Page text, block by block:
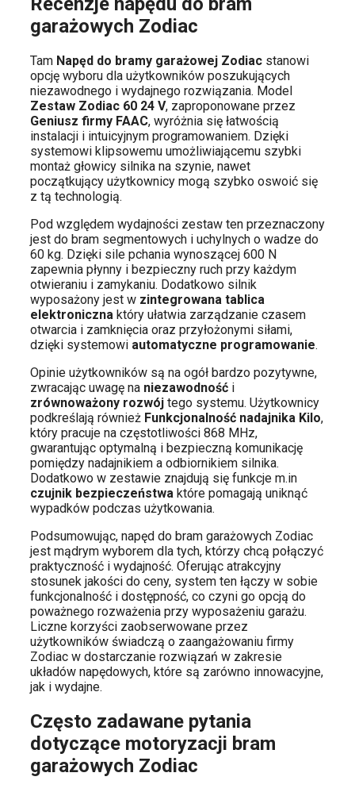
garażowych Zodiac
Tam Napęd do bramy garażowej Zodiac stanowi
opcję wyboru dla użytkowników poszukujących
niezawodnego i wydajnego rozwiązania. Model
Zestaw Zodiac 60 24 V, zaproponowane przez
Geniusz firmy FAAC, wyróżnia się łatwością
instalacji i intuicyjnym programowaniem. Dzięki
systemowi klipsowemu umożliwiającemu szybki
montaż głowicy silnika na szynie, nawet
początkujący użytkownicy mogą szybko oswoić się
z tą technologią.
Pod względem wydajności zestaw ten przeznaczony
jest do bram segmentowych i uchylnych o wadze do
60 kg. Dzięki sile pchania wynoszącej 600 N
zapewnia płynny i bezpieczny ruch przy każdym
otwieraniu i zamykaniu. Dodatkowo silnik
wyposażony jest w zintegrowana tablica
elektroniczna który ułatwia zarządzanie czasem
otwarcia i zamknięcia oraz przyłożonymi siłami,
dzięki systemowi automatyczne programowanie.
Opinie użytkowników są na ogół bardzo pozytywne,
zwracając uwagę na niezawodność i
zrównoważony rozwój tego systemu. Użytkownicy
podkreślają również Funkcjonalność nadajnika Kilo,
który pracuje na częstotliwości 868 MHz,
gwarantując optymalną i bezpieczną komunikację
pomiędzy nadajnikiem a odbiornikiem silnika.
Dodatkowo w zestawie znajdują się funkcje m.in
czujnik bezpieczeństwa które pomagają uniknąć
wypadków podczas użytkowania.
Podsumowując, napęd do bram garażowych Zodiac
jest mądrym wyborem dla tych, którzy chcą połączyć
praktyczność i wydajność. Oferując atrakcyjny
stosunek jakości do ceny, system ten łączy w sobie
funkcjonalność i dostępność, co czyni go opcją do
poważnego rozważenia przy wyposażeniu garażu.
Liczne korzyści zaobserwowane przez
użytkowników świadczą o zaangażowaniu firmy
Zodiac w dostarczanie rozwiązań w zakresie
układów napędowych, które są zarówno innowacyjne,
jak i wydajne.
Często zadawane pytania
dotyczące motoryzacji bram
garażowych Zodiac